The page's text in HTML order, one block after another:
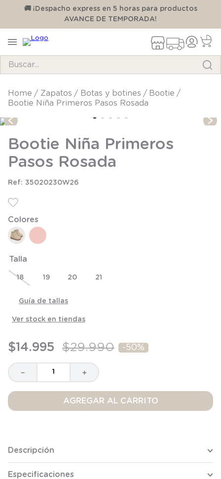
🚚 ¡Despacho express en 5 horas para productos
AVANCE DE TEMPORADA!
zapatos botas y botines
bootie
Bootie Niña Primeros Pasos Rosada
Bootie Niña Primeros
Pasos Rosada
35020230W26
Colores
Talla
18 19 20 21
Guía de tallas
Ver stock en tiendas
$14.995 $29.990 -50%
＋
－
AGREGAR AL CARRITO
Descripción
Especificaciones
TÉRMINOS MÁS BUSCADOS
3.
zapatillas
4.
body
5
manta
8.
saco
10.